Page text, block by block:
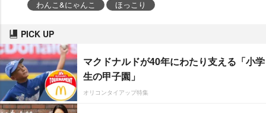
わんこ&にゃんこ
ほっこり
PICK UP
マクドナルドが40年にわたり支える「小学
生の甲子園」
オリコンタイアップ特集